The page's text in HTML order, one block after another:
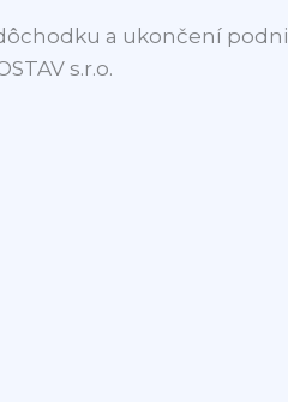
a ukončení
s.r.o.